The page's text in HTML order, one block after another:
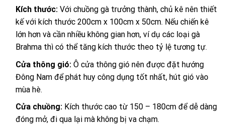
Kích thước:Với chuồng gà trưởng thành, chủ kê nên thiết
kế với kích thước 200cm x 100cm x 50cm. Nếu chiến kê
lớn hơn và cần nhiều không gian hơn, ví dụ các loại gà
Brahma thì có thể tăng kích thước theo tỷ lệ tương tự.
Cửa thông gió:Ô cửa thông gió nên được đặt hướng
Đông Nam để phát huy công dụng tốt nhất, hút gió vào
mùa hè.
Cửa chuồng:Kích thước cao từ 150 – 180cm để dễ dàng
đóng mở, đi qua lại mà không bị va chạm.